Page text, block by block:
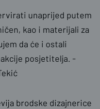
unaprijed putem
kao i materijali za
da će i ostali
posjetitelja. -
brodske dizajnerice